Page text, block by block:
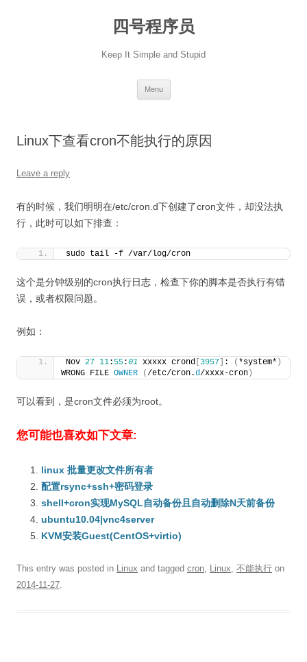
四号程序员
Keep It Simple and Stupid
Menu
Linux下查看cron不能执行的原因
Leave a reply
有的时候，我们明明在/etc/cron.d下创建了cron文件，却没法执
行，此时可以如下排查：
sudo tail -f /var/log/cron
这个是分钟级别的cron执行日志，检查下你的脚本是否执行有错
误，或者权限问题。
例如：
Nov 27 11: 55:01 xxxxx crond 3957 : ( *system* )
WRONG FILE OWNER (/etc/cron.d/xxxx-cron )
可以看到，是cron文件必须为root。
您可能也喜欢如下文章:
linux 批量更改文件所有者
配置rsync+ssh+密码登录
shell+cron实现MySQL自动备份且自动删除N天前备份
ubuntu10.04|vnc4server
KVM安装Guest(CentOS+virtio)
This entry was posted in Linux and tagged cron, Linux, 不能执行 on
2014-11-27.